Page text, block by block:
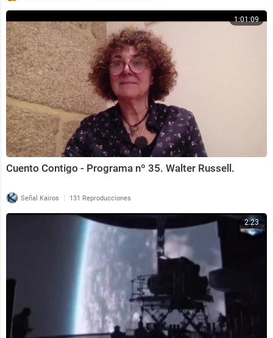
1:01:09
Cuento Contigo - Programa nº 35. Walter Russell.
Señal Kairos | 131 Reproducciones
2:23